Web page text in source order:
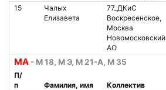
15
Чалых
Елизавета
77_ДКиС
Воскресенское,
Москва
Новомосковский
АО
МА - М 18, М Э, М 21-А, М 35
П/
п
Фамилия, имя Коллектив